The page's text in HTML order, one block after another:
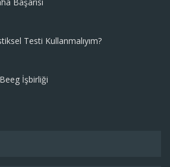
Testi Kullanmalıyım?
İşbirliği